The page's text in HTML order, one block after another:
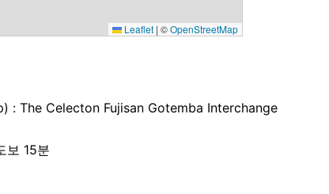
Leaflet | ©OpenStreetMap
: The Celecton Fujisan Gotemba Interchange
보 15분